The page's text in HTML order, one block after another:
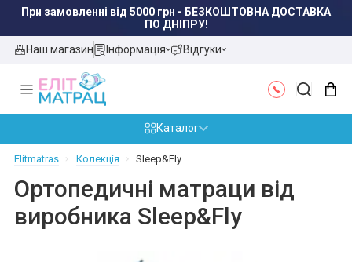
При замовленні від 5000 грн - БЕЗКОШТОВНА ДОСТАВКА
ПО ДНІПРУ!
Наш магазин
Інформація Відгуки
Каталог
Elitmatras Колекція Sleep&Fly
Ортопедичні матраци від
виробника Sleep&Fly